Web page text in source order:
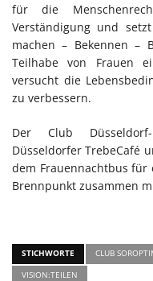
für die
Verständigung und
machen – Bekennen –
Teilhabe von Frauen
versucht die
zu verbessern.
Der Club
Düsseldorfer TrebeCafé
dem Frauennachtbus
Brennpunkt zusammen
STICHWORTE CLUB
VISION:TEILEN